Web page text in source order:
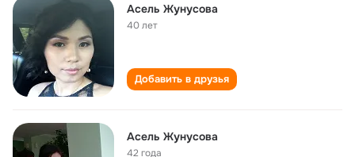
Асель Жунусова
40 лет
Добавить в друзья
Асель Жунусова
42 года